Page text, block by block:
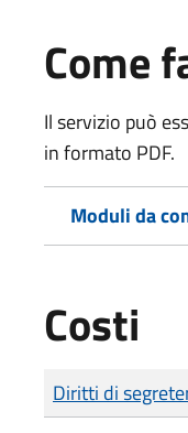
Come
Il servizio può
in formato PDF.
Moduli da
Costi
Tipo di
Importo
Diritti di